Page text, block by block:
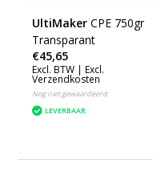
UltiMaker CPE 750gr
Transparant
€45,65
Excl. BTW | Excl.
Verzendkosten
Nog niet gewaardeerd
LEVERBAAR